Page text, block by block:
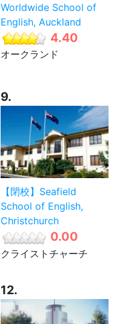
Worldwide School of
English, Auckland
4.40
オークランド
9.
【閉校】Seafield
School of English,
Christchurch
0.00
クライストチャーチ
12.